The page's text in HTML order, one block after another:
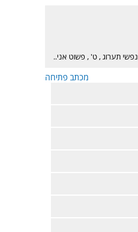
נפשי תערוג,ט', פשוט אני..
מכתב פתיחה